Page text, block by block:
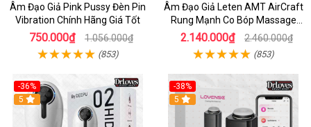
Âm Đạo Giả Pink Pussy Đèn Pin
Vibration Chính Hãng Giá Tốt
750.000₫ 1.056.000₫
(853)
Âm Đạo Giả Leten AMT AirCraft
Rung Mạnh Co Bóp Massage
Êm Ái
2.140.000₫ 2.460.000₫
(853)
-36%
Hot
5
-38%
Hot
5